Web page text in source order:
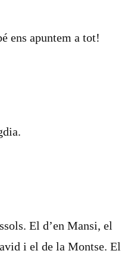
ens apuntem a tot!
El d’en Mansi, el
i el de la Montse. El